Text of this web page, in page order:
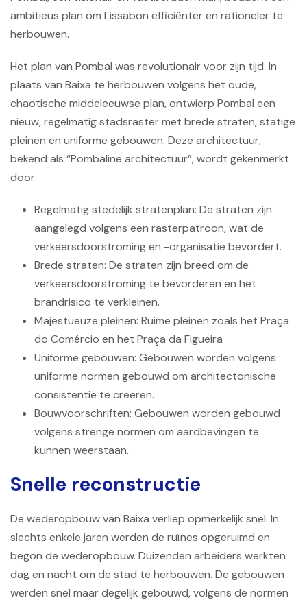
ambitieus plan om Lissabon efficiënter en rationeler te
herbouwen.
Het plan van Pombal was revolutionair voor zijn tijd. In
plaats van Baixa te herbouwen volgens het oude,
chaotische middeleeuwse plan, ontwierp Pombal een
nieuw, regelmatig stadsraster met brede straten, statige
pleinen en uniforme gebouwen. Deze architectuur,
bekend als “Pombaline architectuur”, wordt gekenmerkt
door:
Regelmatig stedelijk stratenplan: De straten zijn
aangelegd volgens een rasterpatroon, wat de
verkeersdoorstroming en -organisatie bevordert.
Brede straten: De straten zijn breed om de
verkeersdoorstroming te bevorderen en het
brandrisico te verkleinen.
Majestueuze pleinen: Ruime pleinen zoals het Praça
do Comércio en het Praça da Figueira
Uniforme gebouwen: Gebouwen worden volgens
uniforme normen gebouwd om architectonische
consistentie te creëren.
Bouwvoorschriften: Gebouwen worden gebouwd
volgens strenge normen om aardbevingen te
kunnen weerstaan.
Snelle reconstructie
De wederopbouw van Baixa verliep opmerkelijk snel. In
slechts enkele jaren werden de ruïnes opgeruimd en
begon de wederopbouw. ​​Duizenden arbeiders werkten
dag en nacht om de stad te herbouwen. De gebouwen
werden snel maar degelijk gebouwd, volgens de normen